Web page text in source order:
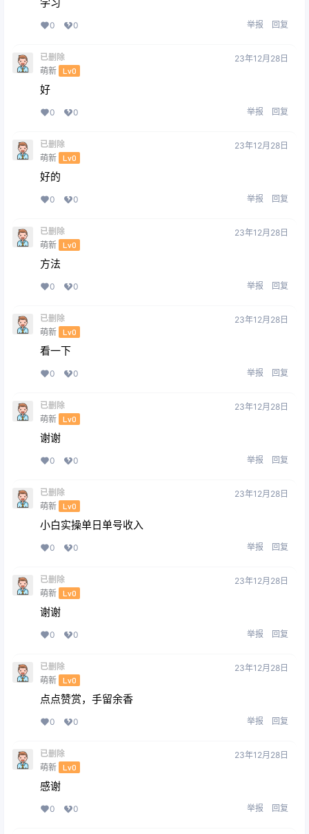
0 0 举报 回复
已删除
萌新 Lv0
23年12月28日
好
0 0 举报 回复
已删除
萌新 Lv0
23年12月28日
好的
0 0 举报 回复
已删除
萌新 Lv0
23年12月28日
方法
0 0 举报 回复
已删除
萌新 Lv0
23年12月28日
看一下
0 0 举报 回复
已删除
萌新 Lv0
23年12月28日
谢谢
0 0 举报 回复
已删除
萌新 Lv0
23年12月28日
小白实操单日单号收入
0 0 举报 回复
已删除
萌新 Lv0
23年12月28日
谢谢
0 0 举报 回复
已删除
萌新 Lv0
23年12月28日
点点赞赏，手留余香
0 0 举报 回复
已删除
萌新 Lv0
23年12月28日
感谢
0 0 举报 回复